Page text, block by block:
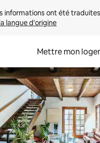
langue d'origine
Mettre mon